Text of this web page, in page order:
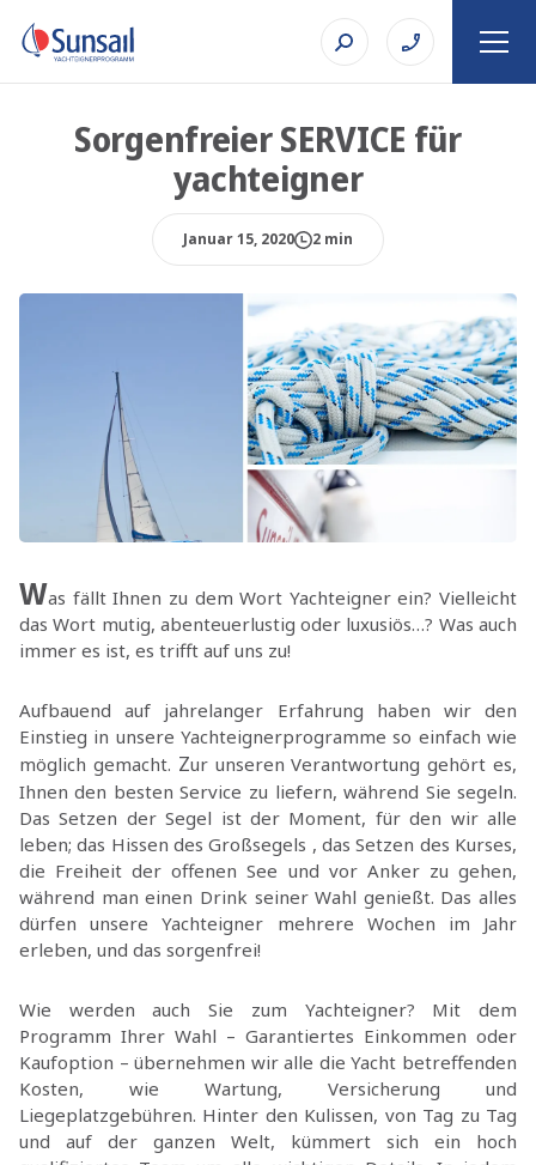
Sorgenfreier SERVICE für
yachteigner
Januar 15, 2020 2 min
Was fällt Ihnen zu dem Wort Yachteigner ein? Vielleicht
das Wort mutig, abenteuerlustig oder luxusiös…? Was auch
immer es ist, es trifft auf uns zu!
Aufbauend auf jahrelanger Erfahrung haben wir den
Einstieg in unsere Yachteignerprogramme so einfach wie
möglich gemacht. Zur unseren Verantwortung gehört es,
Ihnen den besten Service zu liefern, während Sie segeln.
Das Setzen der Segel ist der Moment, für den wir alle
leben; das Hissen des Großsegels , das Setzen des Kurses,
die Freiheit der offenen See und vor Anker zu gehen,
während man einen Drink seiner Wahl genießt. Das alles
dürfen unsere Yachteigner mehrere Wochen im Jahr
erleben, und das sorgenfrei!
Wie werden auch Sie zum Yachteigner? Mit dem
Programm Ihrer Wahl – Garantiertes Einkommen oder
Kaufoption – übernehmen wir alle die Yacht betreffenden
Kosten, wie Wartung, Versicherung und
Liegeplatzgebühren. Hinter den Kulissen, von Tag zu Tag
und auf der ganzen Welt, kümmert sich ein hoch